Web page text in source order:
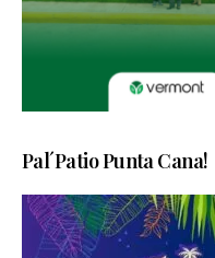
Pal´Patio Punta Cana!